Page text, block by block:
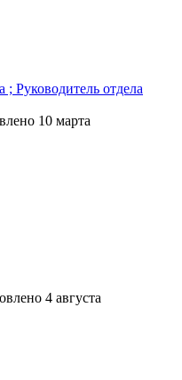
Руководитель отдела
10 марта
4 августа